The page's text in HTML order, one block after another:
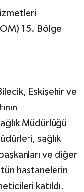
15. Bölge
Eskişehir ve
Müdürlüğü
sağlık
ve diğer
hastanelerin
katıldı.